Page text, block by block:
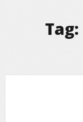
Tag: